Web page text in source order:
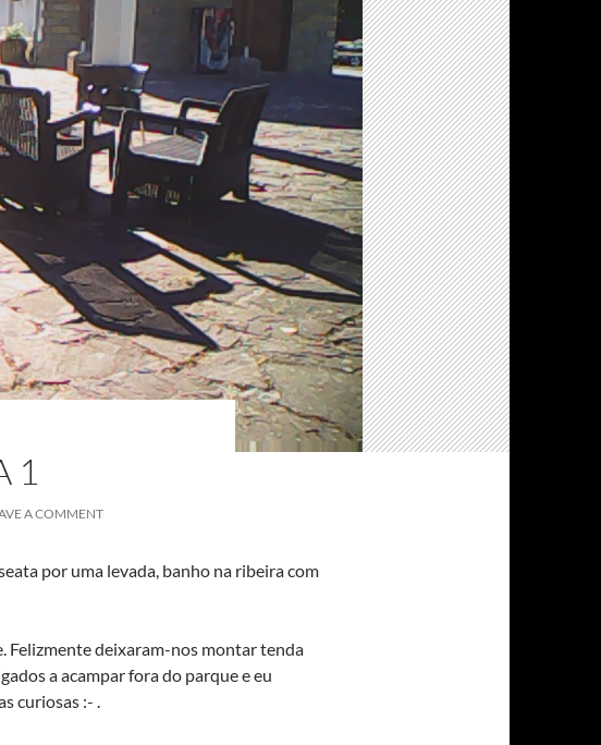
1
A COMMENT
por uma levada, banho na ribeira com
Felizmente deixaram-nos montar tenda
a acampar fora do parque e eu
curiosas :- .